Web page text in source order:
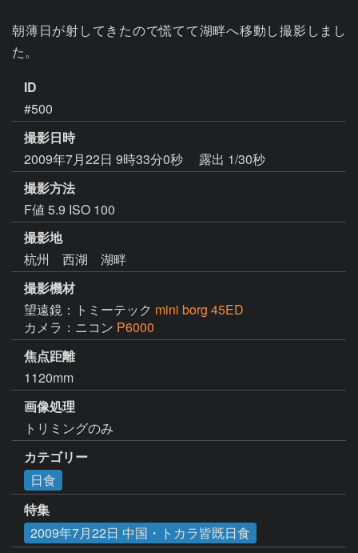
朝薄日が射してきたので慌てて湖畔へ移動し撮影しまし
た。
ID
#500
撮影日時
2009年7月22日 9時33分0秒
露出 1/30秒
撮影方法
F値 5.9 ISO 100
撮影地
杭州 西湖 湖畔
撮影機材
望遠鏡：トミーテック mini borg 45ED
カメラ：ニコン P6000
焦点距離
1120mm
画像処理
トリミングのみ
カテゴリー
日食
特集
2009年7月22日 中国・トカラ皆既日食